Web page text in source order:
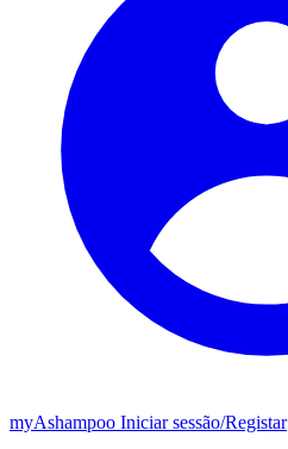
myAshampoo Iniciar sessão/Registar